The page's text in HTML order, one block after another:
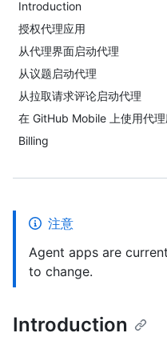
Introduction
授权代理应用
从代理界面启动代理
从议题启动代理
从拉取请求评论启动代理
在 GitHub Mobile 上使用代理
Billing
注意
Agent apps are
to change.
Introduction